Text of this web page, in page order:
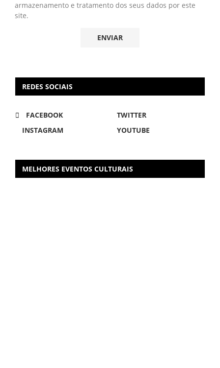
armazenamento e tratamento dos seus dados por este
site.
REDES SOCIAIS
FACEBOOK
TWITTER
INSTAGRAM
YOUTUBE
MELHORES EVENTOS CULTURAIS